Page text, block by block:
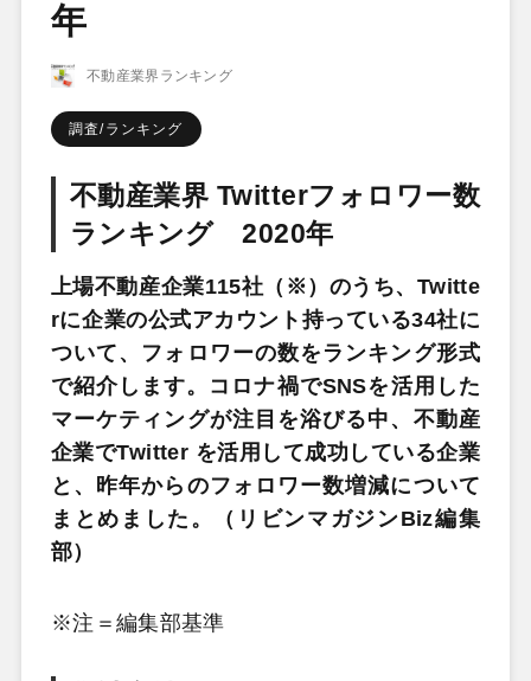
年
不動産業界ランキング
調査/ランキング
不動産業界 Twitterフォロワー数
ランキング 2020年
上場不動産企業115社（※）のうち、Twitte
rに企業の公式アカウント持っている34社に
ついて、フォロワーの数をランキング形式
で紹介します。コロナ禍でSNSを活用した
マーケティングが注目を浴びる中、不動産
企業でTwitter を活用して成功している企業
と、昨年からのフォロワー数増減について
まとめました。（リビンマガジンBiz編集
部）
※注＝編集部基準